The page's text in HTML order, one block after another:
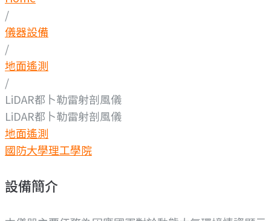
/
儀器設備
/
地面遙測
/
LiDAR都卜勒雷射剖風儀
LiDAR都卜勒雷射剖風儀
地面遙測
國防大學理工學院
設備簡介